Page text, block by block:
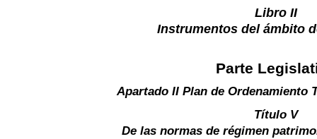
Libro II
Instrumentos del ámbito
Parte
Apartado II Plan de Ordenamiento
Título V
De las normas de régimen